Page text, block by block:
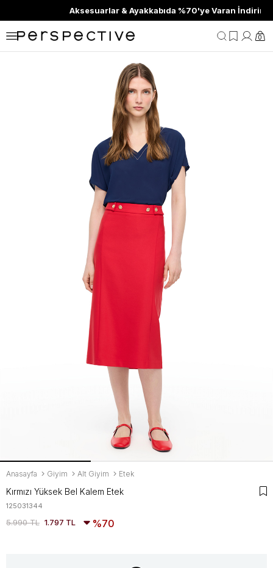
Aksesuarlar & Ayakkabıda %70'ye Varan İndirim
0
Anasayfa Giyim Alt Giyim Etek
Kırmızı Yüksek Bel Kalem Etek
125031344
5.990 TL 1.797 TL 70